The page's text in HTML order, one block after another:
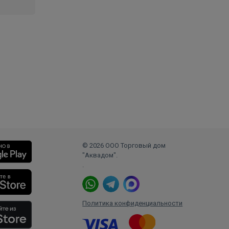
© 2026 ООО Торговый дом
"Аквадом".
.
Политика конфиденциальности